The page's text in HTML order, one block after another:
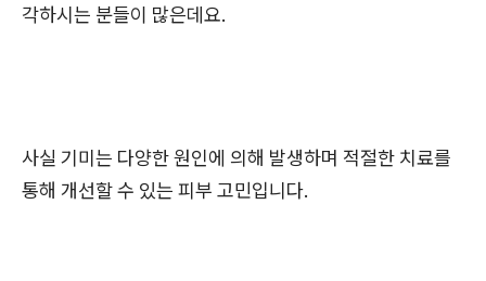
각하시는 분들이 많은데요.
사실 기미는 다양한 원인에 의해 발생하며 적절한 치료를
통해 개선할 수 있는 피부 고민입니다.